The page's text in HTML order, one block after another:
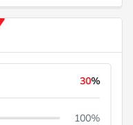
30%
100%